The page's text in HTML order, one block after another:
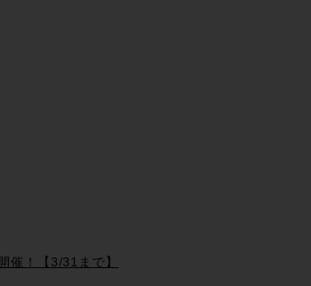
催！【3/31まで】